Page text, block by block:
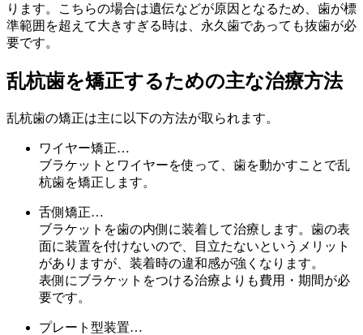
ります。こちらの場合は遺伝などが原因となるため、歯が標
準範囲を超えて大きすぎる時は、永久歯であっても抜歯が必
要です。
乱杭歯を矯正するための主な治療方法
乱杭歯の矯正は主に以下の方法が取られます。
ワイヤー矯正…
ブラケットとワイヤーを使って、歯を動かすことで乱
杭歯を矯正します。
舌側矯正…
ブラケットを歯の内側に装着して治療します。歯の表
面に装置を付けないので、目立たないというメリット
がありますが、装着時の違和感が強くなります。
表側にブラケットをつける治療よりも費用・期間が必
要です。
プレート型装置…